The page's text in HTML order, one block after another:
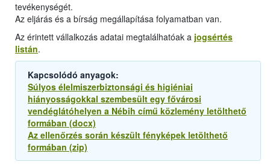
tevékenységét.
Az eljárás és a bírság megállapítása folyamatban van.
Az érintett vállalkozás adatai megtalálhatóak a jogsértés
listán.
Kapcsolódó anyagok:
Súlyos élelmiszerbiztonsági és higiéniai
hiányosságokkal szembesült egy fővárosi
vendéglátóhelyen a Nébih című közlemény letölthető
formában (docx)
Az ellenőrzés során készült fényképek letölthető
formában (zip)